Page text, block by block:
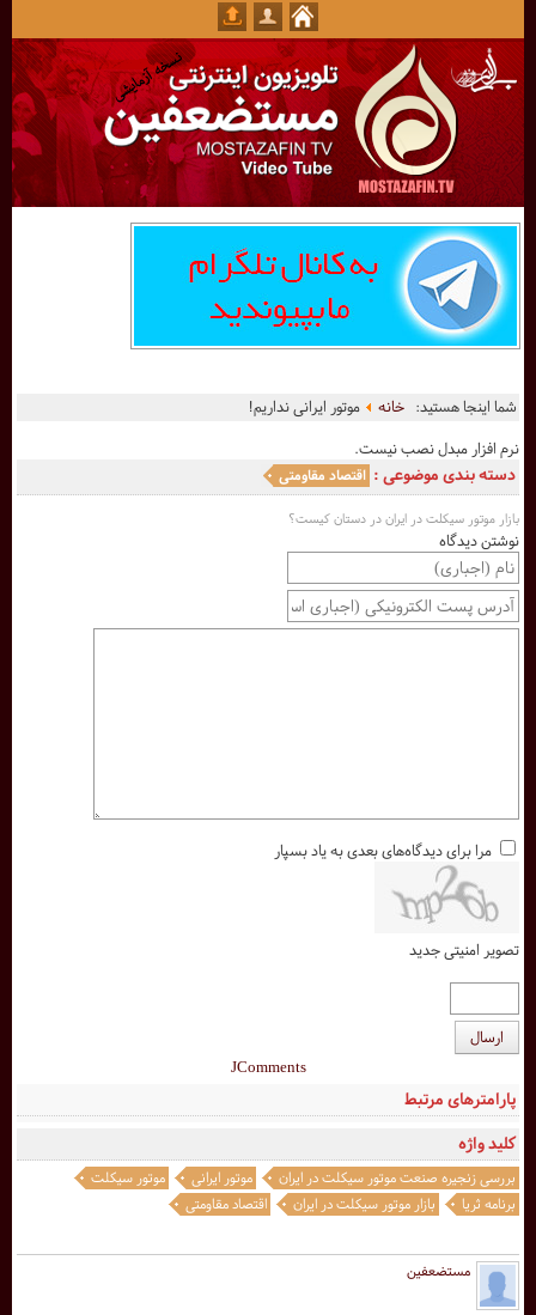
شما اینجا هستید:خانه
موتور ایرانی نداریم!
نرم افزار مبدل نصب نیست.
دسته بندی موضوعی : اقتصاد مقاومتی
بازار موتور سیکلت در ایران در دستان کیست؟
مستضعفین
کلید واژه
بررسی زنجیره صنعت موتور سیکلت در ایران موتور ایرانی
موتور سیکلت
برنامه ثریا
بازار موتور سیکلت در ایران اقتصاد مقاومتی
پارامترهای مرتبط
نوشتن دیدگاه
مرا برای دیدگاه‌های بعدی به یاد بسپار
تصویر امنیتی جدید
ارسال
JComments